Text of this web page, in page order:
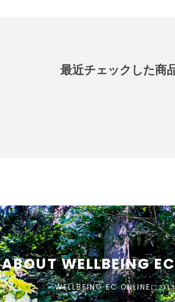
最近チェックした商
ABOUT WELLBEING
WELLBEING EC ONLINEにつ